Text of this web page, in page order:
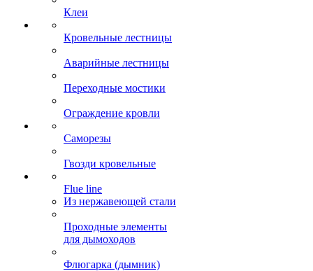
Клеи
Кровельные лестницы
Аварийные лестницы
Переходные мостики
Ограждение кровли
Саморезы
Гвозди кровельные
Flue line
Из нержавеющей стали
Проходные элементы
для дымоходов
Флюгарка (дымник)